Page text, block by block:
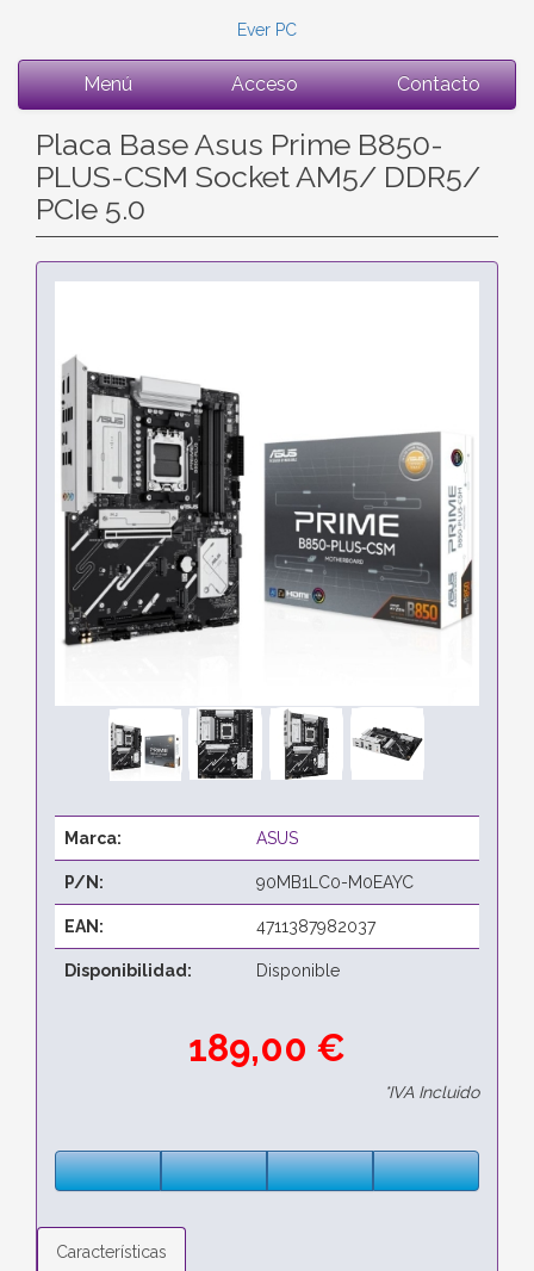
Ever PC
Menú Acceso Contacto
Placa Base Asus Prime B850-
PLUS-CSM Socket AM5/ DDR5/
PCIe 5.0
Marca: ASUS
P/N: 90MB1LC0-M0EAYC
EAN: 4711387982037
Disponibilidad: Disponible
189,00 €
*IVA Incluido
Características